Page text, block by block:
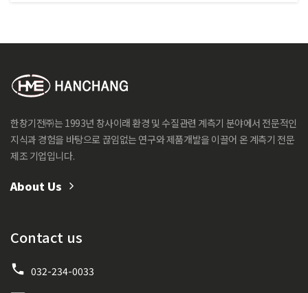
한창기전㈜는 1993년 창사이래 환경 및 수질관련 계측기 분야에서 전문적인
지식과 경험을 바탕으로 끊임없는 연구와 제품개발을 이끌어 온 계측기 전문
제조 기업입니다.
About Us
Contact us
032-234-0033